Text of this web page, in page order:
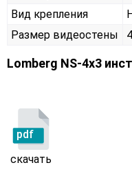
Вид крепления
Размер видеостены
Lomberg NS-4х3
pdf
скачать